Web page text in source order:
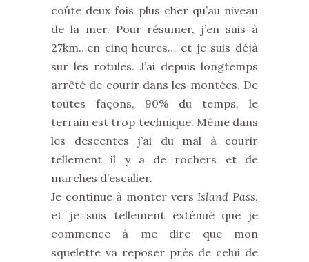
coûte deux fois plus cher qu’au niveau
de la mer. Pour résumer, j’en suis à
27km…en cinq heures… et je suis déjà
sur les rotules. J’ai depuis longtemps
arrêté de courir dans les montées. De
toutes façons, 90% du temps, le
terrain est trop technique. Même dans
les descentes j’ai du mal à courir
tellement il y a de rochers et de
marches d’escalier.
Je continue à monter versIsland Pass,
et je suis tellement exténué que je
commence à me dire que mon
squelette va reposer près de celui de